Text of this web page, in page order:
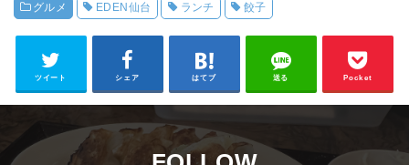
グルメ EDEN仙台 ランチ 餃子
ツイート シェア はてブ 送る Pocket